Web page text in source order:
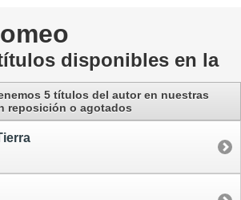
disponibles en la
5 títulos del autoren nuestras
reposición o agotados